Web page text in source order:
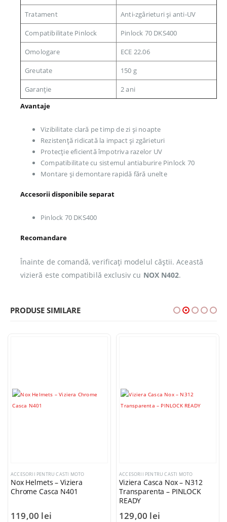
Tratament Anti-zgârieturi și anti-UV
Compatibilitate Pinlock Pinlock 70 DKS400
Omologare ECE 22.06
Greutate 150 g
Garanție
2 ani
Avantaje
Vizibilitate clară pe timp de zi și noapte
Rezistență ridicată la impact și zgârieturi
Protecție eficientă împotriva razelor UV
Compatibilitate cu sistemul antiaburire Pinlock 70
Montare și demontare rapidă fără unelte
Accesorii disponibile separat
Pinlock 70 DKS400
Recomandare
Înainte de comandă, verificați modelul căștii. Această
vizieră este compatibilă exclusiv cu NOX N402.
PRODUSE SIMILARE
ACCESORII PENTRU CASTI MOTO
Nox Helmets – Viziera
Chrome Casca N401
119,00 lei
ACCESORII PENTRU CASTI MOTO
Viziera Casca Nox – N312
Transparenta – PINLOCK
READY
129,00 lei